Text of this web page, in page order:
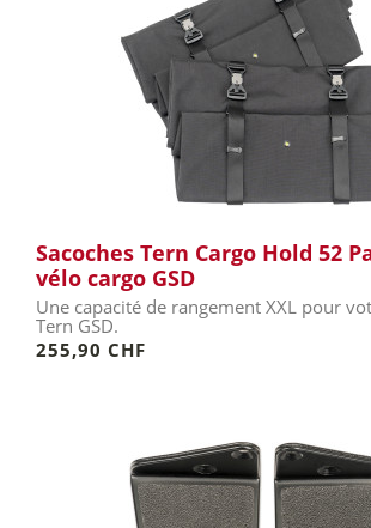
Sacoches Tern Cargo Hold 52
vélo cargo GSD
Une capacité de rangement XXL pour
Tern GSD.
255,90 CHF